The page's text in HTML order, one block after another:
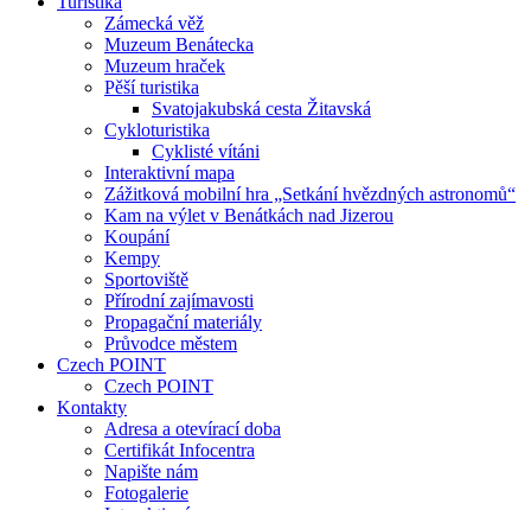
Zámecká věž
Muzeum Benátecka
Muzeum hraček
Pěší turistika
Svatojakubská cesta Žitavská
Cykloturistika
Cyklisté vítáni
Interaktivní mapa
Zážitková mobilní hra „Setkání hvězdných astronomů“
Kam na výlet v Benátkách nad Jizerou
Koupání
Kempy
Sportoviště
Přírodní zajímavosti
Propagační materiály
Průvodce městem
Czech POINT
Czech POINT
Kontakty
Adresa a otevírací doba
Certifikát Infocentra
Napište nám
Fotogalerie